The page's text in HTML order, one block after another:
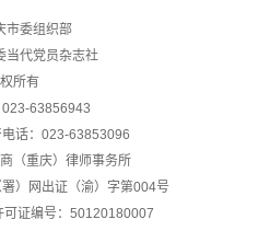
市委组织部
当代党员杂志社
所有
63856943
话：023-63853096
（重庆）律师事务所
）网出证（渝）字第004号
可证编号：50120180007